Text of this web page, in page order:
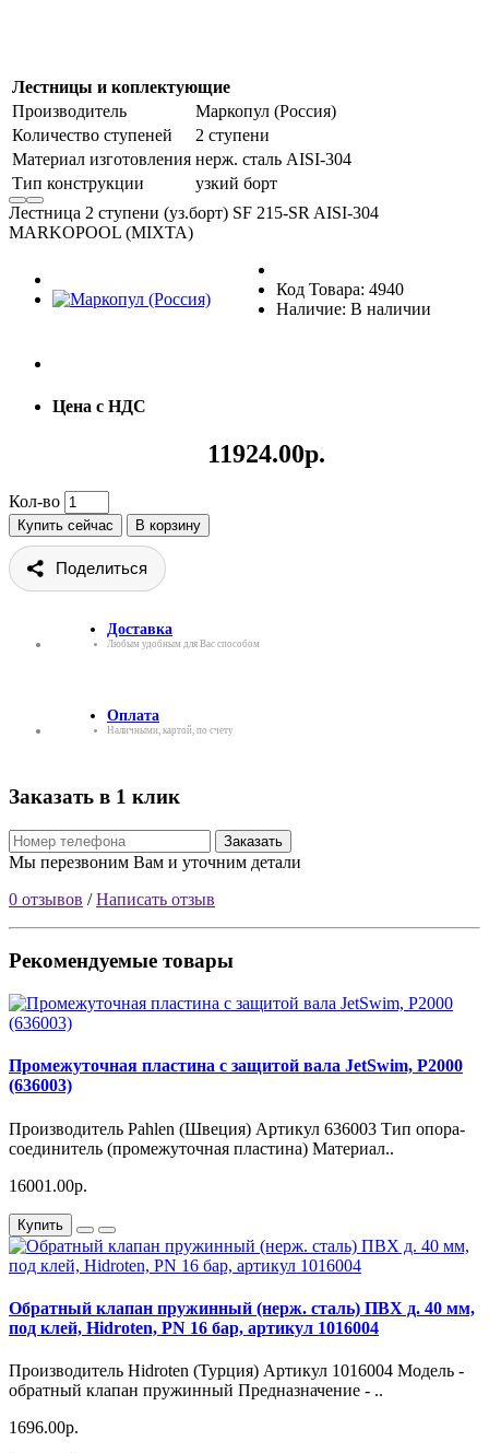
Лестницы и коплектующие
Производитель
Маркопул (Россия)
Количество ступеней
2 ступени
Материал изготовления нерж. сталь AISI-304
Тип конструкции
узкий борт
Лестница 2 ступени (уз.борт) SF 215-SR AISI-304
MARKOPOOL (MIXTA)
Код Товара: 4940
Наличие: В наличии
Цена с НДС
11924.00р.
Кол-во
Купить сейчас В корзину
Поделиться
Доставка
Любым удобным для Вас способом
Оплата
Наличными, картой, по счету
Заказать в 1 клик
Заказать
Мы перезвоним Вам и уточним детали
0 отзывов /Написать отзыв
Рекомендуемые товары
Промежуточная пластина c защитой вала JetSwim, P2000
(636003)
Производитель Pahlen (Швеция) Артикул 636003 Тип опора-
соединитель (промежуточная пластина) Материал..
16001.00р.
Купить
Обратный клапан пружинный (нерж. сталь) ПВХ д. 40 мм,
под клей, Hidroten, PN 16 бар, артикул 1016004
Производитель Hidroten (Турция) Артикул 1016004 Модель -
обратный клапан пружинный Предназначение - ..
1696.00р.